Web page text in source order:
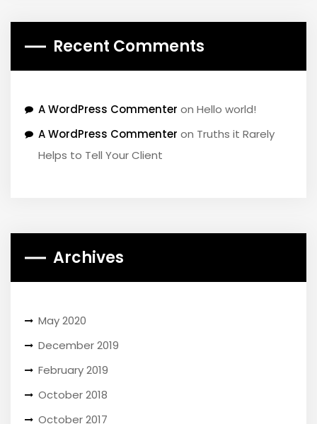
Recent Comments
A WordPress Commenter on Hello world!
A WordPress Commenter on Truths it Rarely
Helps to Tell Your Client
Archives
May 2020
December 2019
February 2019
October 2018
October 2017